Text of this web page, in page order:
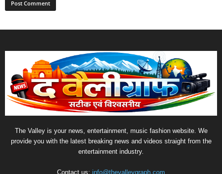
The Valley is your news, entertainment, music fashion website. We
provide you with the latest breaking news and videos straight from the
entertainment industry.
Contact us: info@thevalleygraph.com